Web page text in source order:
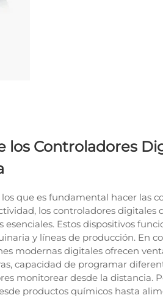
los Controladores
que es fundamental hacer las
los controladores digitales
Estos dispositivos
y líneas de producción. En
modernas digitales ofrecen
capacidad de programar
monitorear desde la distancia.
productos químicos hasta